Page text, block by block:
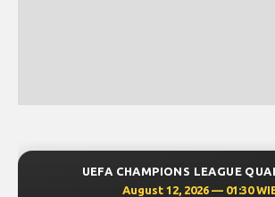
UEFA CHAMPIONS LEAGUE
August 12, 2026 — 01:30